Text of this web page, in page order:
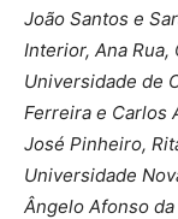
João Santos e
Interior, Ana Rua,
Universidade de
Ferreira e Carlos
José Pinheiro,
Universidade
Ângelo Afonso